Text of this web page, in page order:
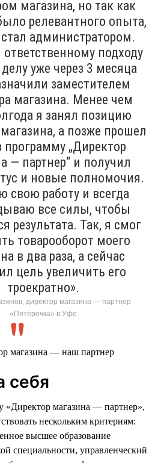
магазина, но так как
релевантного опыта,
администратором.
ответственному подходу
уже через 3 месяца
заместителем
магазина. Менее чем
я занял позицию
а позже прошел
программу „Директор
— партнер“ и получил
и новые полномочия.
свою работу и всегда
все силы, чтобы
результата. Так, я смог
товарооборот моего
в два раза, а сейчас
цель увеличить его
троекратно».
директор магазина — партнер
«Пятёрочка» в Уфе
себя
«Директор магазина — партнер»,
нескольким критериям:
высшее образование
специальности, управленческий